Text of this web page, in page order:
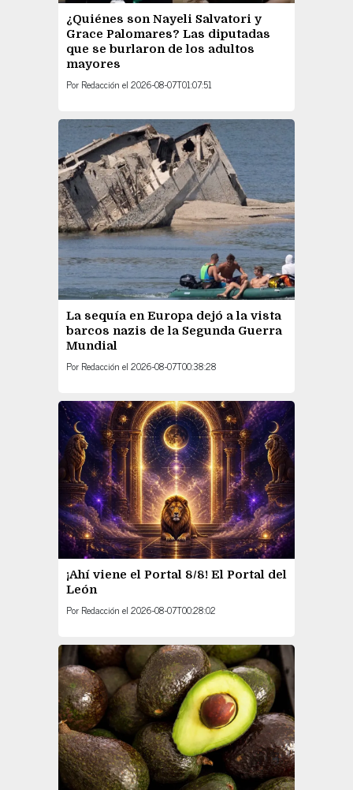
¿Quiénes son Nayeli Salvatori y
Grace Palomares? Las diputadas
que se burlaron de los adultos
mayores
Por Redacción el 2026-08-07T01:07:51
La sequía en Europa dejó a la vista
barcos nazis de la Segunda Guerra
Mundial
Por Redacción el 2026-08-07T00:38:28
¡Ahí viene el Portal 8/8! El Portal del
León
Por Redacción el 2026-08-07T00:28:02